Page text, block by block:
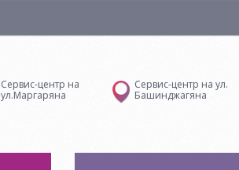
Сервис-центр на
ул.Маргаряна
Сервис-центр на ул.
Башинджагяна